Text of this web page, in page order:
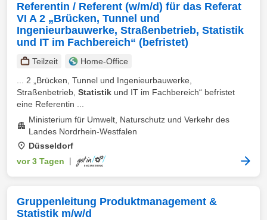
Referentin / Referent (w/m/d) für das Referat
VI A 2 „Brücken, Tunnel und
Ingenieurbauwerke, Straßenbetrieb, Statistik
und IT im Fachbereich“ (befristet)
Teilzeit
Home-Office
... 2 „Brücken, Tunnel und Ingenieurbauwerke,
Straßenbetrieb, Statistik und IT im Fachbereich“ befristet
eine Referentin ...
Ministerium für Umwelt, Naturschutz und Verkehr des
Landes Nordrhein-Westfalen
Düsseldorf
vor 3 Tagen
Gruppenleitung Produktmanagement &
Statistik m/w/d